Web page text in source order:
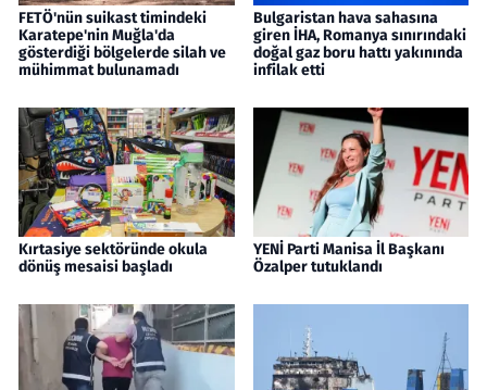
FETÖ'nün suikast timindeki
Karatepe'nin Muğla'da
gösterdiği bölgelerde silah ve
mühimmat bulunamadı
Bulgaristan hava sahasına
giren İHA, Romanya sınırındaki
doğal gaz boru hattı yakınında
infilak etti
Kırtasiye sektöründe okula
dönüş mesaisi başladı
YENİ Parti Manisa İl Başkanı
Özalper tutuklandı